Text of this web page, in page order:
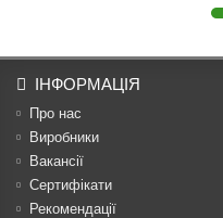
ІНФОРМАЦІЯ
Про нас
Виробники
Вакансії
Сертифікати
Рекомендації